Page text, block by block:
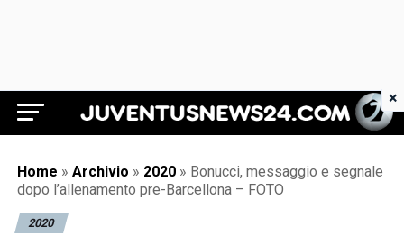
Juventus News 24
Home » Archivio » 2020 » Bonucci, messaggio e segnale
dopo l’allenamento pre-Barcellona – FOTO
2020
×